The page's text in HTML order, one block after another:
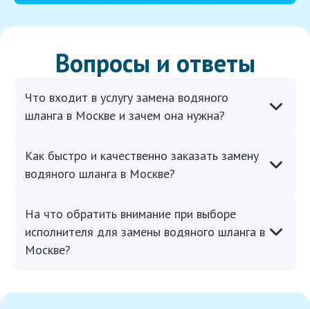
Вопросы и ответы
Что входит в услугу замена водяного
шланга в Москве и зачем она нужна?
Как быстро и качественно заказать замену
водяного шланга в Москве?
На что обратить внимание при выборе
исполнителя для замены водяного шланга в
Москве?